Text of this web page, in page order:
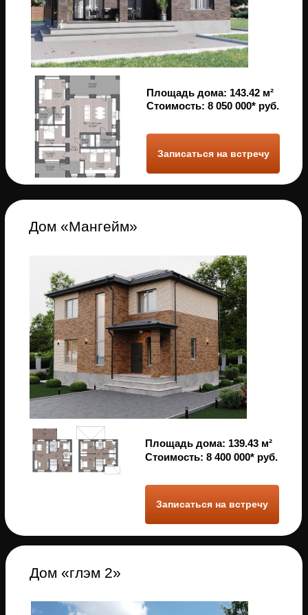
удобный вам
мессенджер
Получить варианты домов
Срок эксплуатации – до 150
лет
Кирпичные стены могут служить
десятками лет без необходимости
проводить дополнительные ремонты
и обслуживание
Кирпич выдерживает резкие перепады
температур, высокую влажность и
Пожарная безопасность
Кирпич огнестойкий - это исключает
возможность возгорания несущих
элементов здания и снижает ущерб
в случае пожара внутри помещения
Стабильность материала
Кирпичные дома подвержены
усадке меньше, чем
деревянные, так как кирпич
всегда сохраняет свои размеры
и форму
Стены из кирпича и железобетонные
Кирпичные стены хорошо
поглощают звук, что делает
Защита от вредителей
Мыши, древоточцы, короеды и
другие вредители не могут нанести
вред кирпичным стенам и пробраться
через них внутрь дома